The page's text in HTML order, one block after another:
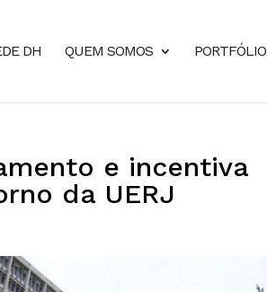
DH QUEM SOMOS PORTFÓLIO
e incentiva
da UERJ